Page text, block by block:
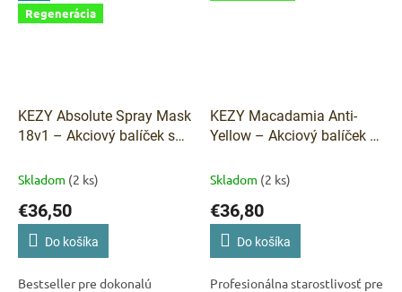
Regenerácia
KEZY Absolute Spray Mask
18v1 – Akciový balíček s
Skladom (2 ks)
€36,50
Do košíka
Bestseller pre dokonalú
KEZY Macadamia Anti-
Yellow – Akciový balíček s
Skladom (2 ks)
€36,80
Do košíka
Profesionálna starostlivosť pre